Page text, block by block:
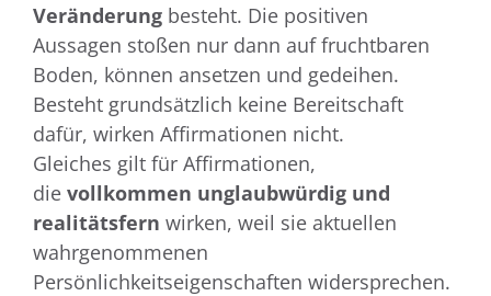
Veränderung besteht. Die positiven
Aussagen stoßen nur dann auf fruchtbaren
Boden, können ansetzen und gedeihen.
Besteht grundsätzlich keine Bereitschaft
dafür, wirken Affirmationen nicht.
Gleiches gilt für Affirmationen,
die vollkommen unglaubwürdig und
realitätsfern wirken, weil sie aktuellen
wahrgenommenen
Persönlichkeitseigenschaften widersprechen.